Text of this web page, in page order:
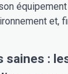
et,
saines :